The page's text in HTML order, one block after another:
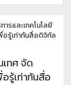
รและเทคโนโลยี
อรู้เท่าทันสื่อดิจิทัล
เทศ จัด
รู้เท่าทันสื่อ